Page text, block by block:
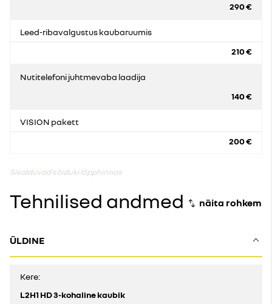
290 €
Leed-ribavalgustus kaubaruumis
210 €
Nutitelefoni juhtmevaba laadija
140 €
VISION pakett
200 €
Sisalduvad sõiduki lõpphinnas
Tehnilised andmed
ÜLDINE
Kere:
L2H1 HD 3-kohaline kaubik